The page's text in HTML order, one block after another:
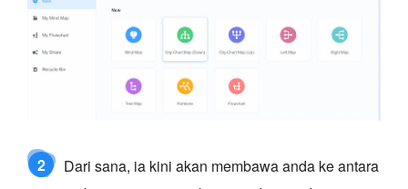
2
Dari sana, ia kini akan membawa anda ke antara